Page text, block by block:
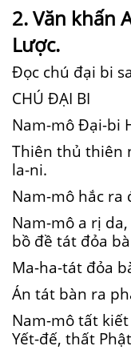
2. Văn khấn
Lược.
Đọc chú đại bi
CHÚ ĐẠI BI
Nam-mô Đại-bi
Thiên thủ thiên
la-ni.
Nam-mô hắc ra
Nam-mô a rị
bồ đề tát đỏa
Ma-ha-tát đỏa
Án tát bàn ra
Nam-mô tất
Yết-đế, thất